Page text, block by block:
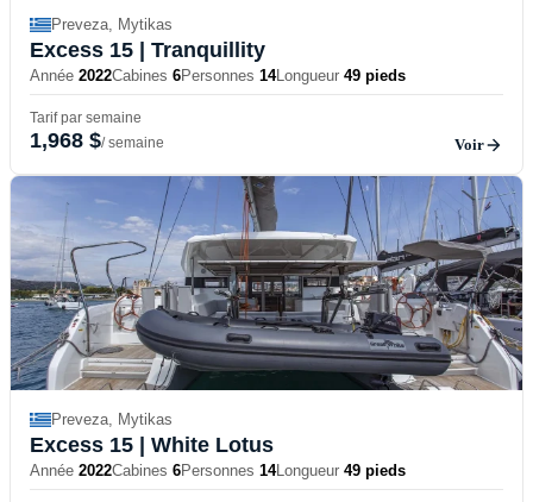
Preveza, Mytikas
Excess 15 | Tranquillity
Année 2022Cabines 6Personnes 14Longueur 49 pieds
Tarif par semaine
1,968 $/ semaine Voir
Preveza, Mytikas
Excess 15 | White Lotus
Année 2022Cabines 6Personnes 14Longueur 49 pieds